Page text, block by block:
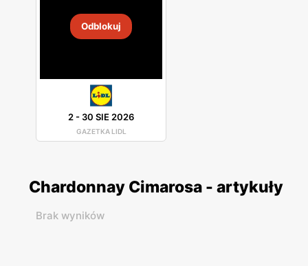
Odblokuj
2- 30 SIE 2026
GAZETKA LIDL
Chardonnay Cimarosa - artykuły
Brak wyników